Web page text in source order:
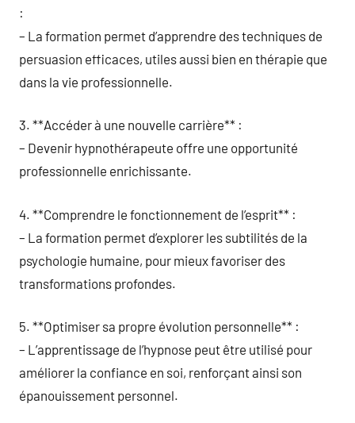
:
– La formation permet d’apprendre des techniques de
persuasion efficaces, utiles aussi bien en thérapie que
dans la vie professionnelle.
3. **Accéder à une nouvelle carrière** :
– Devenir hypnothérapeute offre une opportunité
professionnelle enrichissante.
4. **Comprendre le fonctionnement de l’esprit** :
– La formation permet d’explorer les subtilités de la
psychologie humaine, pour mieux favoriser des
transformations profondes.
5. **Optimiser sa propre évolution personnelle** :
– L’apprentissage de l’hypnose peut être utilisé pour
améliorer la confiance en soi, renforçant ainsi son
épanouissement personnel.